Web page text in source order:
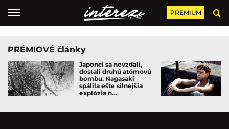
PREMIUM
PRÉMIOVÉ články
Japonci sa nevzdali,
dostali druhú atómovú
bombu. Nagasaki
spálila ešte silnejšia
explózia n...